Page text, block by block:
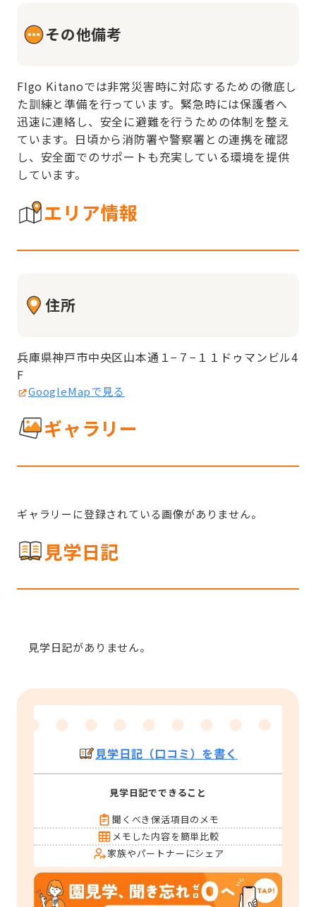
その他備考
FIgo Kitanoでは非常災害時に対応するための徹底し
た訓練と準備を行っています。緊急時には保護者へ
迅速に連絡し、安全に避難を行うための体制を整え
ています。日頃から消防署や警察署との連携を確認
し、安全面でのサポートも充実している環境を提供
しています。
エリア情報
住所
兵庫県神戸市中央区山本通１−７−１１ドゥマンビル4
F
GoogleMapで見る
ギャラリー
ギャラリーに登録されている画像がありません。
見学日記
見学日記がありません。
見学日記（口コミ）を書く
見学日記でできること
聞くべき保活項目のメモ
メモした内容を簡単比較
家族やパートナーにシェア